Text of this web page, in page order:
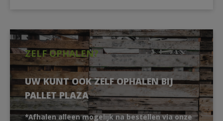
ZELF OPHALEN?
UW KUNT OOK ZELF OPHALEN BIJ
PALLET PLAZA
*Afhalen alleen mogelijk na bestellen via onze